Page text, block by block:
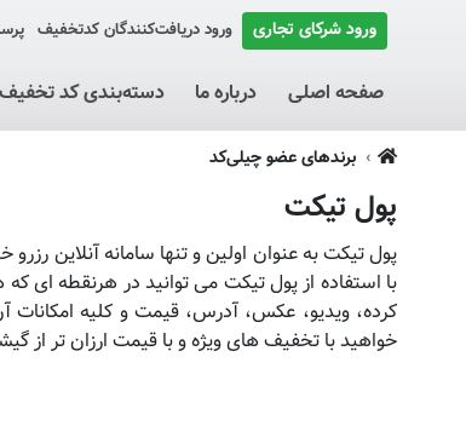
ورود شرکای تجاری ورود دریافت‌کنندگان کد‌تخفیف
صفحه اصلی درباره ما دسته‌بندی کد تخفیف
برندهای عضو چیلی‌کد
پول تیکت
با استفاده از پول تیکت می توانید در هرنقطه
کرده، ویدیو، عکس، آدرس، قیمت و کلیه امکانات
خواهید با تخفیف های ویژه و با قیمت ارزان تر از